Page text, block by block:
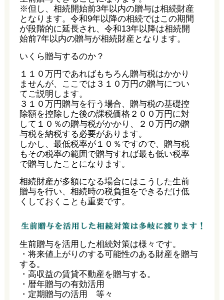
※但し、相続開始前3年以内の贈与は相続財産
となります。令和9年以降の相続ではこの期間
が段階的に延長され、令和13年以降は相続開
始前7年以内の贈与が相続財産となります。
いくら贈与するのか？
１１０万円であればもちろん贈与税はかかり
ませんが、ここでは３１０万円の贈与につい
てご説明します。
３１０万円贈与を行う場合、贈与税の基礎控
除額を控除した後の課税価格２００万円に対
して１０％の贈与税がかかり、２０万円の贈
与税を納税する必要があります。
しかし、最低税率が１０％ですので、贈与税
もその税率の範囲で贈与すれば最も低い税率
で贈与したことになります。
相続財産が多額になる場合にはこうした生前
贈与を行い、相続時の税負担をできるだけ低
くしておくことも重要です。
生前贈与を活用した相続対策は様々です。
・将来値上がりのする可能性のある財産を贈与
する。
・高収益の賃貸不動産を贈与する。
・暦年贈与の有効活用
・定期贈与の活用 等々